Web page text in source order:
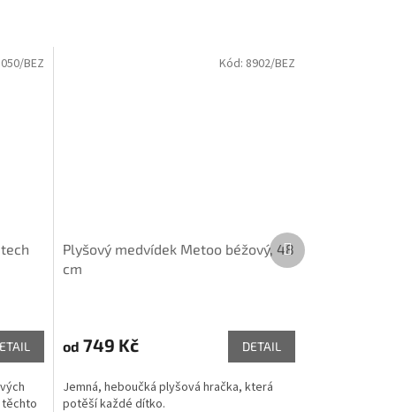
BEZ
Plyšový medvídek Metoo béžový, 48
cm
od 749 Kč DETAIL
Jemná, heboučká plyšová hračka, která
potěší každé dítko.
Kód: 8902/BEZ
Další
produkt